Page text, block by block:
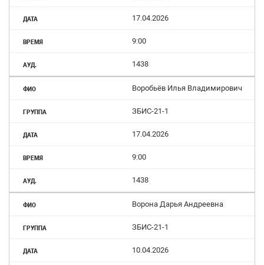
17.04.2026
9:00
1438
Воробьёв Илья Владимирович
ЗБИС-21-1
17.04.2026
9:00
1438
Ворона Дарья Андреевна
ЗБИС-21-1
10.04.2026